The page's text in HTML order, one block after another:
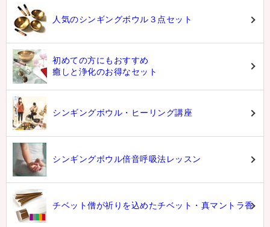
人気のシンギングボウル３点セット
初めての方にもおすすめ
癒しと浄化のお得なセット
シンギングボウル・ヒーリング講座
シンギングボウル倍音呼吸法レッスン
チベット僧が祈りを込めたチベット・真マントラ香